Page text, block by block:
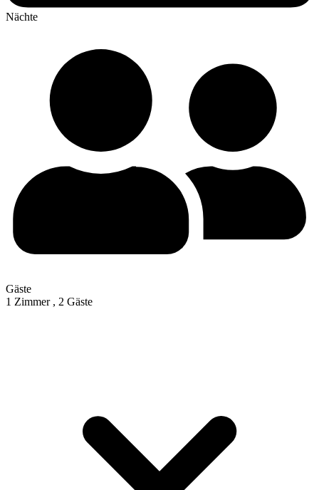
Nächte
Gäste
1 Zimmer , 2 Gäste